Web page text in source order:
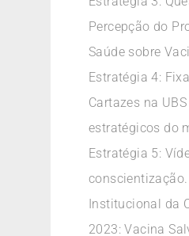
Percepção do
Saúde sobre
Estratégia 4:
Cartazes na
estratégicos do
Estratégia 5:
Institucional da
2023: Vacina